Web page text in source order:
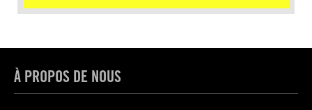
À PROPOS DE NOUS